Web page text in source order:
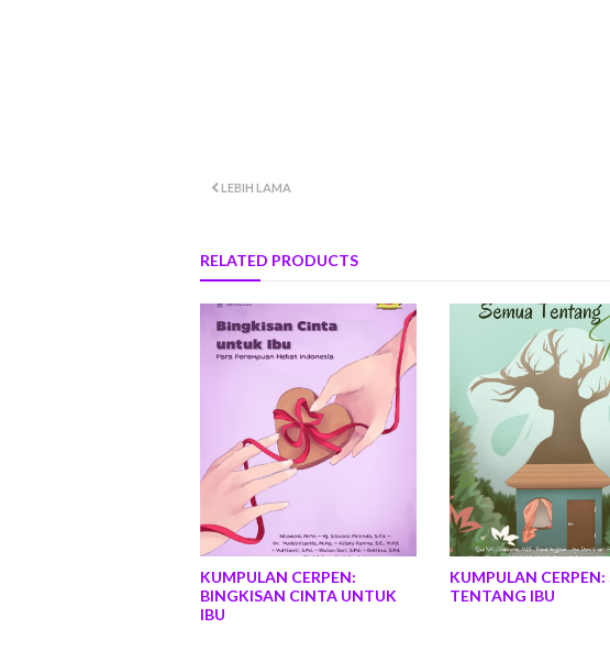
LEBIH LAMA
RELATED PRODUCTS
KUMPULAN CERPEN:
BINGKISAN CINTA UNTUK
IBU
KUMPULAN CERPEN:
TENTANG IBU